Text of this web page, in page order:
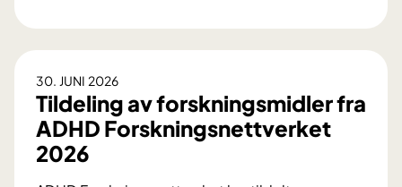
n
v
i
t
a
s
j
o
30. JUNI 2026
Tildeling av forskningsmidler fra
ADHD Forskningsnettverket
2026